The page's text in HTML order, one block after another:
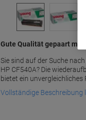
Gute Qualität gepaart mit
Sie sind auf der Suche
HP CF540A? Die
bietet ein
Vollständige Beschreibung